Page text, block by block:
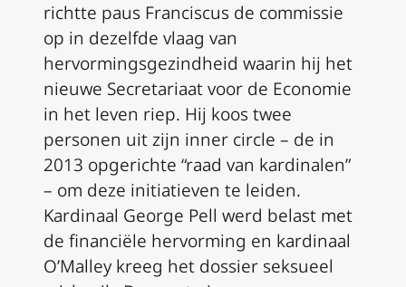
richtte paus Franciscus de commissie
op in dezelfde vlaag van
hervormingsgezindheid waarin hij het
nieuwe Secretariaat voor de Economie
in het leven riep. Hij koos twee
personen uit zijn inner circle – de in
2013 opgerichte “raad van kardinalen”
– om deze initiatieven te leiden.
Kardinaal George Pell werd belast met
de financiële hervorming en kardinaal
O’Malley kreeg het dossier seksueel